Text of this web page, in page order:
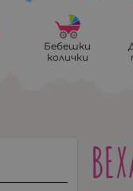
Бебешки
колички